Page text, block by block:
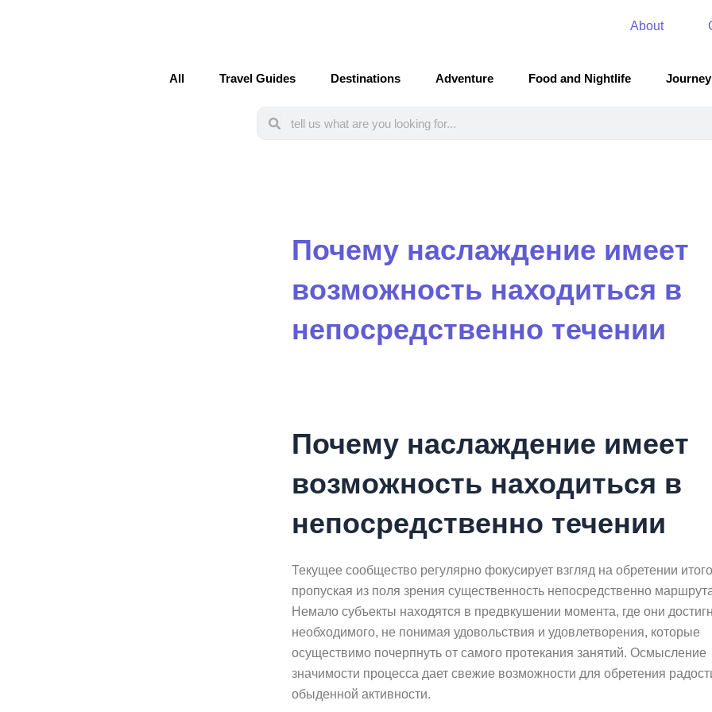
About
All Travel Guides Destinations Adventure Food and Nightlife
SearchSearch
Почему наслаждение имеет
возможность находиться в
непосредственно течении
Почему наслаждение имеет
возможность находиться в
непосредственно течении
Текущее сообщество регулярно фокусирует взгляд на обретении
пропуская из поля зрения существенность непосредственно
Немало субъекты находятся в предвкушении момента, где они
необходимого, не понимая удовольствия и удовлетворения, которые
осуществимо почерпнуть от самого протекания занятий. Осмысление
значимости процесса дает свежие возможности для обретения
обыденной активности.